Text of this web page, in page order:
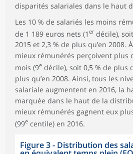
disparités salariales dans le haut
Les 10 % de salariés les moins
de 1 189 euros nets (1 erdécile),
2015 et 2,3 % de plus qu’en 2008.
mieux rémunérés perçoivent plus
mois (9e décile), soit 0,5 % de plus
plus qu’en 2008. Ainsi, tous les
salariale augmentent en 2016, la
marquée dans le haut de la
mieux rémunérés gagnent eux
(99e centile) en 2016.
Figure 3 - Distribution des